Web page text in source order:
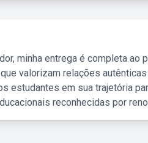
minha entrega é completa
valorizam relações
estudantes em sua trajetória
reconhecidas por